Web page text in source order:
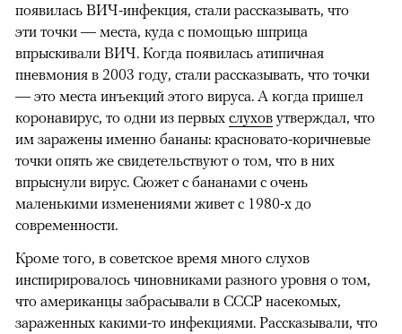
появилась ВИЧ-инфекция, стали рассказывать, что
эти точки — места, куда с помощью шприца
впрыскивали ВИЧ. Когда появилась атипичная
пневмония в 2003 году, стали рассказывать, что точки
— это места инъекций этого вируса. А когда пришел
коронавирус, то одни из первых слухов утверждал, что
им заражены именно бананы: красновато-коричневые
точки опять же свидетельствуют о том, что в них
впрыснули вирус. Сюжет с бананами с очень
маленькими изменениями живет с 1980-х до
современности.
Кроме того, в советское время много слухов
инспирировалось чиновниками разного уровня о том,
что американцы забрасывали в СССР насекомых,
зараженных какими-то инфекциями. Рассказывали, что